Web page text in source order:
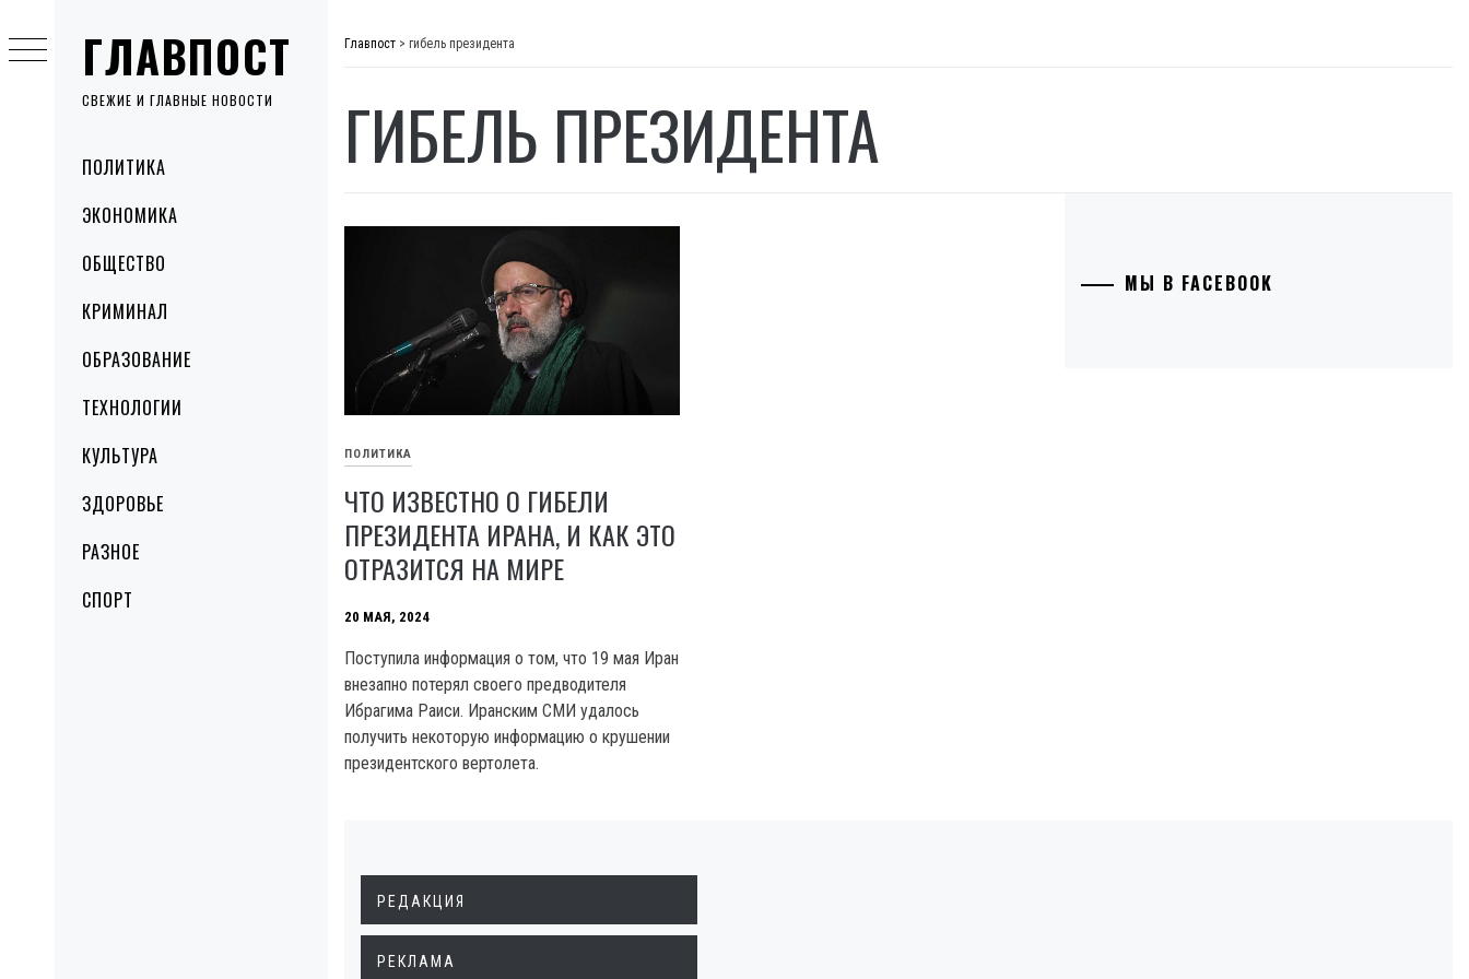
ГЛАВПОСТ
СВЕЖИЕ И ГЛАВНЫЕ НОВОСТИ
MenuПОЛИТИКА
ЭКОНОМИКА
ОБЩЕСТВО
КРИМИНАЛ
ОБРАЗОВАНИЕ
ТЕХНОЛОГИИ
КУЛЬТУРА
ЗДОРОВЬЕ
РАЗНОЕ
СПОРТ
to
content
Главпост > гибель президента
ГИБЕЛЬ ПРЕЗИДЕНТА
ПОЛИТИКА
ЧТО ИЗВЕСТНО О ГИБЕЛИ
ПРЕЗИДЕНТА ИРАНА, И КАК ЭТО
ОТРАЗИТСЯ НА МИРЕ
20 МАЯ, 2024
Поступила информация о том, что 19 мая Иран
внезапно потерял своего предводителя
Ибрагима Раиси. Иранским СМИ удалось
получить некоторую информацию о крушении
президентского вертолета.
МЫ В FACEBOOK
РЕДАКЦИЯ
РЕКЛАМА